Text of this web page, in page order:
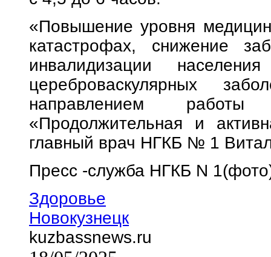
«Повышение уровня
катастрофах, снижение
инвалидизации
цереброваскулярных
направлением работы
«Продолжительная и
главный врач НГКБ № 1
Пресс -служба НГКБ N
Здоровье
Новокузнецк
kuzbassnews.ru